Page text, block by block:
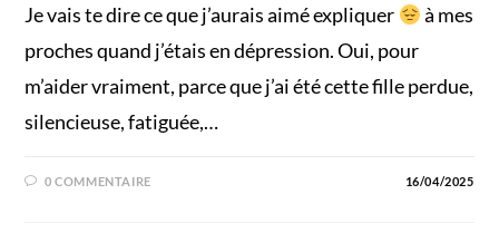
Je vais te dire ce que j’aurais aimé expliquer
à mes
proches quand j’étais en dépression. Oui, pour
m’aider vraiment, parce que j’ai été cette fille perdue,
silencieuse, fatiguée,…
0 COMMENTAIRE 16/04/2025